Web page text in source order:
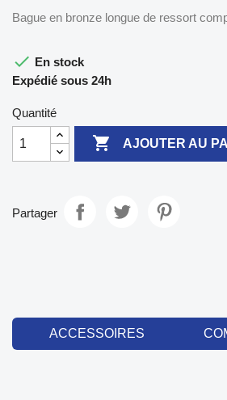
Bague en bronze longue de ressort
 En stock
Expédié sous 24h
Quantité
 AJOUTER AU
Partager
ACCESSOIRES